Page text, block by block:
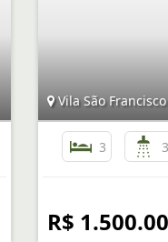
Vila São
3 3
R$